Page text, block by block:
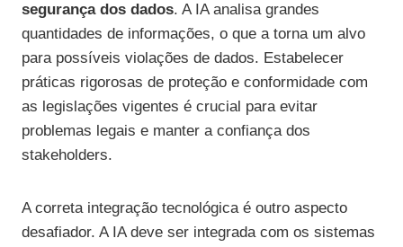
segurança dos dados. A IA analisa grandes
quantidades de informações, o que a torna um alvo
para possíveis violações de dados. Estabelecer
práticas rigorosas de proteção e conformidade com
as legislações vigentes é crucial para evitar
problemas legais e manter a confiança dos
stakeholders.
A correta integração tecnológica é outro aspecto
desafiador. A IA deve ser integrada com os sistemas